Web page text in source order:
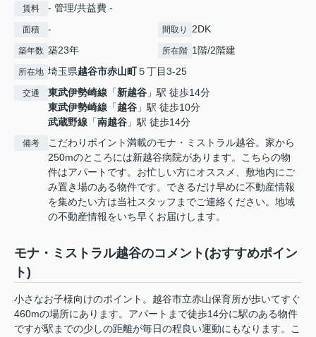
賃料 - 管理/共益費 -
面積 - 間取り 2DK
築年数 築23年 所在階 1階/2階建
所在地 埼玉県越谷市赤山町５丁目3-25
交通 東武伊勢崎線 「新越谷 」駅 徒歩14分
東武伊勢崎線 「越谷 」駅 徒歩10分
武蔵野線 「南越谷 」駅 徒歩14分
備考
こだわりポイント満載のモナ・ミストラル越谷。家から
250mのところには新越谷病院があります。こちらの物
件はアパートです。お忙しい方にオススメ、敷地内にご
み置き場のある物件です。できるだけ早めに不動産情報
を集めたい方は当社スタッフまでご連絡ください。地域
の不動産情報をいち早くお届けします。
モナ・ミストラル越谷のコメント(おすすめポイン
ト)
小さなお子様向けのポイント。越谷市立赤山保育所が歩いてすぐ
460mの場所にあります。アパートまで徒歩14分に駅のある物件
ですが駅までの少しの距離が毎日の程良い運動にもなります。こ